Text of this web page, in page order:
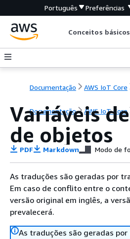
Português Preferências
Conceitos básicos
Documentação AWS IoT Core
Documentação AWS IoT Core
Variáveis
de objetos
PDF Markdown Modo de
As traduções são geradas por
Em caso de conflito entre o
versão original em inglês, a
prevalecerá.
As traduções são geradas